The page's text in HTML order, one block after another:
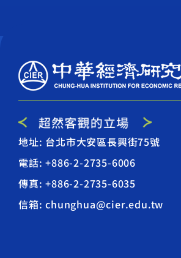
地址: 台北市大安區長興街75號
電話: +886-2-2735-6006
傳真: +886-2-2735-6035
信箱: chunghua@cier.edu.tw